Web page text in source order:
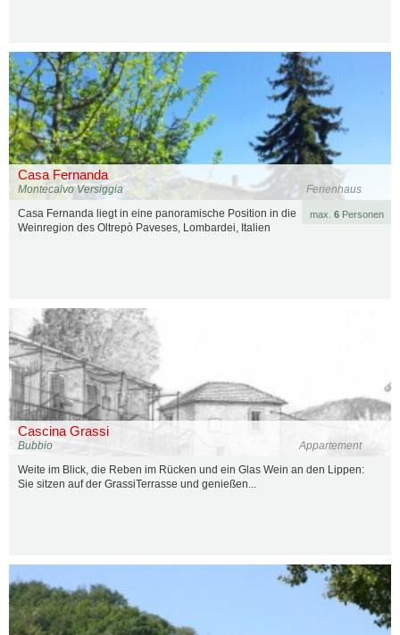
Casa Fernanda
Ferienhaus
Montecalvo Versiggia
max. 6Personen
Casa Fernanda liegt in eine panoramische Position in die
Weinregion des Oltrepò Paveses, Lombardei, Italien
Cascina Grassi
Appartement
Bubbio
Weite im Blick, die Reben im Rücken und ein Glas Wein an den Lippen:
Sie sitzen auf der GrassiTerrasse und genießen...